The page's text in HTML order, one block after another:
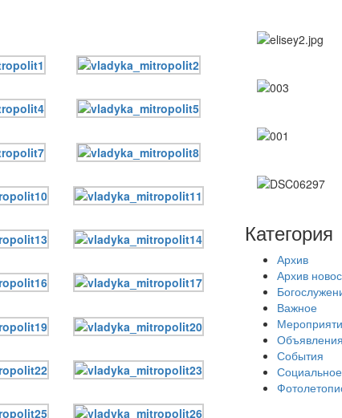
Категория
Архив
Архив
Важное
Объявления
События